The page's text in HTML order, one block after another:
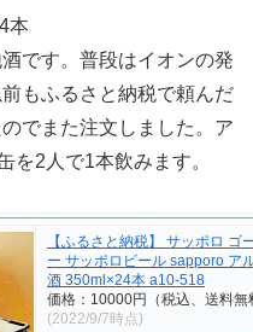
本
です。普段はイオンの発
もふるさと納税で頼んだ
でまた注文しました。ア
を2人で1本飲みます。
【ふるさと納税】 サッポロ ゴ
ー サッポロビール sapporo ア
酒 350ml×24本 a10-518
価格：10000円（税込、送料無
(2022/9/7時点)